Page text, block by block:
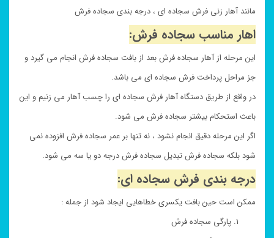
مانند آهار زنی فرش سجاده ای ، درجه بندی سجاده فرش
اهار مناسب سجاده فرش:
این مرحله از آهار سجاده فرش بعد از بافت سجاده فرش انجام می گیرد و
جز مراحل پرداخت فرش سجاده ای می باشد.
در واقع از طریق دستگاه آهار فرش سجاده ای را چسب آهار می زنیم و این
باعث استحکام بیشتر سجاده فرش می شود.
اگر این مرحله دقیق انجام نشود ، نه تنها بر عمر سجاده فرش افزوده نمی
شود بلکه سجاده فرش تبدیل سجاده فرش درجه دو یا سه می شود.
درجه بندی فرش سجاده ای:
ممکن است حین بافت یکسری خطاهایی ایجاد شود از جمله :
پارگی سجاده فرش